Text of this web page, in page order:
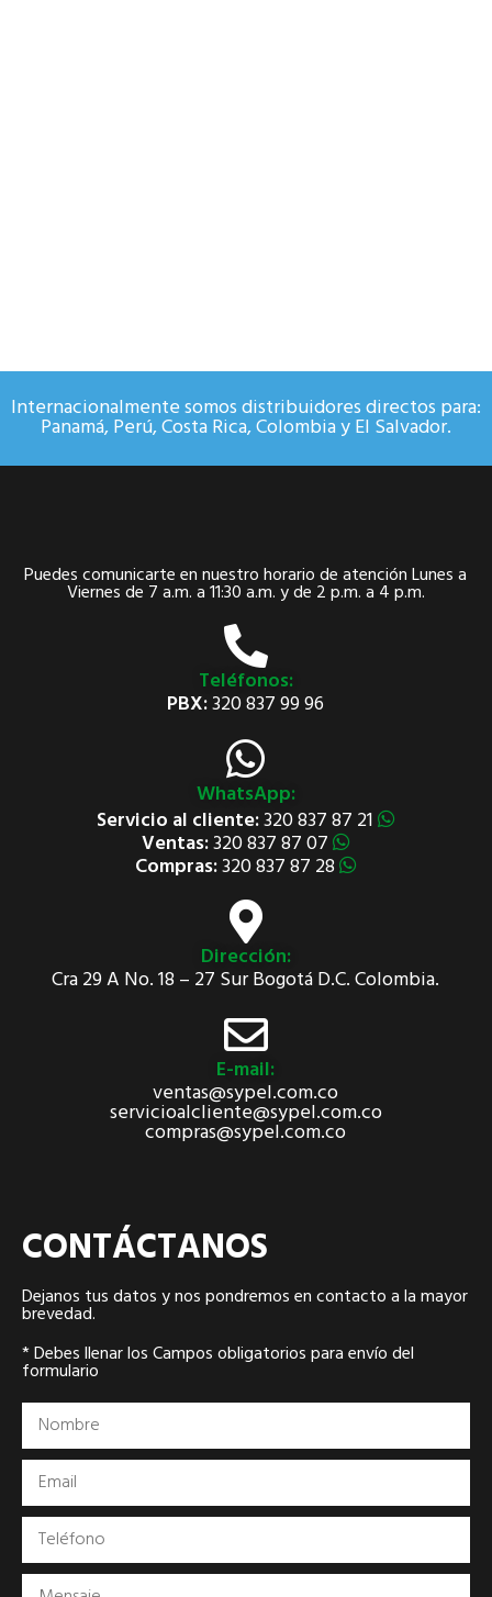
Internacionalmente somos distribuidores directos para:
Panamá, Perú, Costa Rica, Colombia y El Salvador.
Puedes comunicarte en nuestro horario de atención Lunes a
Viernes de 7 a.m. a 11:30 a.m. y de 2 p.m. a 4 p.m.
Teléfonos:
PBX:320 837 99 96
WhatsApp:
Servicio al cliente:320 837 87 21
Ventas:320 837 87 07
Compras:320 837 87 28
Dirección:
Cra 29 A No. 18 – 27 Sur Bogotá D.C. Colombia.
E-mail:
ventas@sypel.com.co
servicioalcliente@sypel.com.co
compras@sypel.com.co
CONTÁCTANOS
Dejanos tus datos y nos pondremos en contacto a la mayor
brevedad.
* Debes llenar los Campos obligatorios para envío del
formulario